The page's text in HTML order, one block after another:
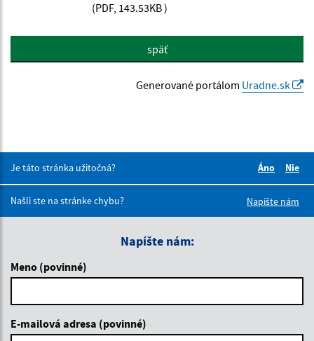
(PDF, 143.53KB )
späť
Generované portálom Uradne.sk
Je táto stránka užitočná?
Áno
Nie
Našli ste na stránke chybu?
Napíšte nám
Napíšte nám:
Meno (povinné)
E-mailová adresa (povinné)